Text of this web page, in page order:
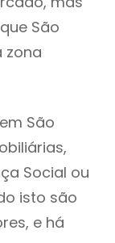
São
zona
São
Social ou
isto são
e há